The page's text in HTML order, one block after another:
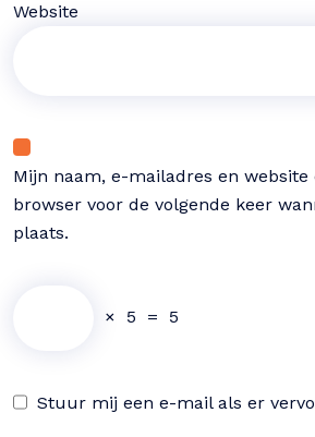
Website
Mijn naam, e-mailadres en website
browser voor de volgende keer
plaats.
× 5 = 5
Stuur mij een e-mail als er